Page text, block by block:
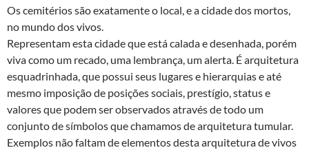
Os cemitérios são exatamente o local, e a cidade dos mortos,
no mundo dos vivos.
Representam esta cidade que está calada e desenhada, porém
viva como um recado, uma lembrança, um alerta. É arquitetura
esquadrinhada, que possui seus lugares e hierarquias e até
mesmo imposição de posições sociais, prestígio, status e
valores que podem ser observados através de todo um
conjunto de símbolos que chamamos de arquitetura tumular.
Exemplos não faltam de elementos desta arquitetura de vivos